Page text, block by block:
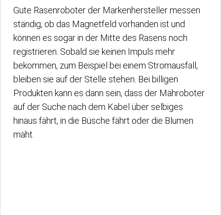
Gute Rasenroboter der Markenhersteller messen
ständig, ob das Magnetfeld vorhanden ist und
können es sogar in der Mitte des Rasens noch
registrieren. Sobald sie keinen Impuls mehr
bekommen, zum Beispiel bei einem Stromausfall,
bleiben sie auf der Stelle stehen. Bei billigen
Produkten kann es dann sein, dass der Mähroboter
auf der Suche nach dem Kabel über selbiges
hinaus fährt, in die Büsche fährt oder die Blumen
mäht.